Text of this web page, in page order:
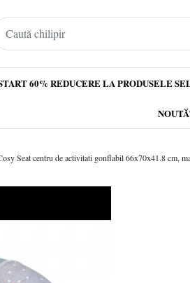
60% REDUCERE LA PRODUSELE
Seat centru de activitati gonflabil 66x70x41.8 cm,